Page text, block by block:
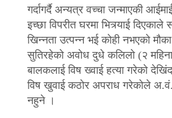
गर्दागर्दै अन्यत्र वच्चा जन्माएकी
इच्छा विपरीत घरमा भित्र्याई
खिन्नता उत्पन्न भई कोही नभएको
सुतिरहेको अवोध दुधे कलिलो (२
बालकलाई विष ख्वाई हत्या गरेको
विष खुवाई कठोर अपराध गरेकोले
नहुने ।